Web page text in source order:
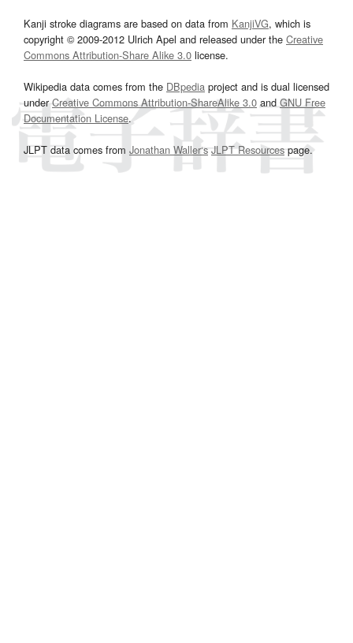
Kanji stroke diagrams are based on data from KanjiVG, which is
copyright © 2009-2012 Ulrich Apel and released under the Creative
Commons Attribution-Share Alike 3.0 license.
Wikipedia data comes from the DBpedia project and is dual licensed
underCreative Commons Attribution-ShareAlike 3.0and GNU Free
Documentation License.
JLPT data comes from Jonathan Waller‘s JLPT Resourcespage.